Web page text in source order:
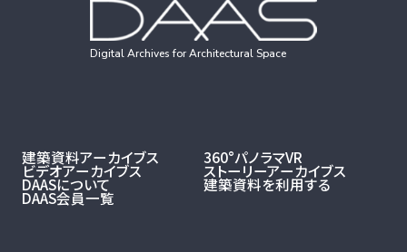
Digital Archives for Architectural Space
建築資料アーカイブス 360°パノラマVR
ビデオアーカイブス ストーリーアーカイブス
DAASについて 建築資料を利用する
DAAS会員一覧